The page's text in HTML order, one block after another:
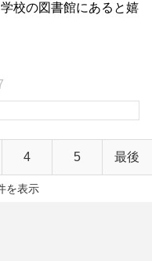
校の図書館にあると嬉
4 5 最後
を表示